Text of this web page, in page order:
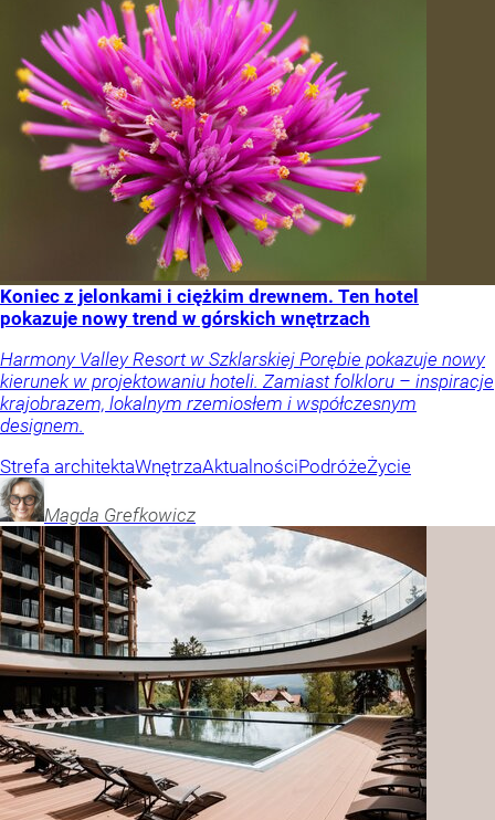
Koniec z jelonkami i ciężkim drewnem. Ten hotel
pokazuje nowy trend w górskich wnętrzach
Harmony Valley Resort w Szklarskiej Porębie pokazuje nowy
kierunek w projektowaniu hoteli. Zamiast folkloru – inspiracje
krajobrazem, lokalnym rzemiosłem i współczesnym
designem.
Strefa architektaWnętrzaAktualnościPodróżeŻycie
Magda Grefkowicz